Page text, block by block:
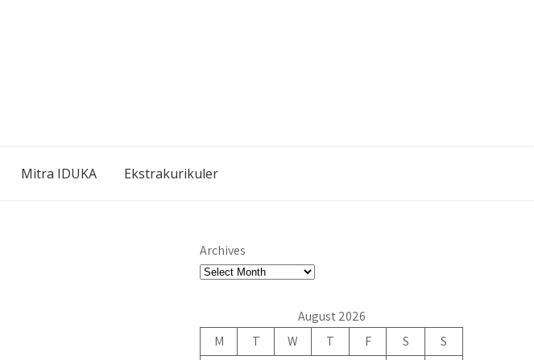
Mitra IDUKA Ekstrakurikuler
Archives
August 2026
M
T W T F S S